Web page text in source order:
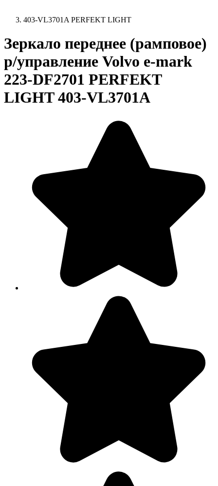
403-VL3701A PERFEKT LIGHT
Зеркало переднее (рамповое)
р/управление Volvo e-mark
223-DF2701 PERFEKT
LIGHT 403-VL3701A